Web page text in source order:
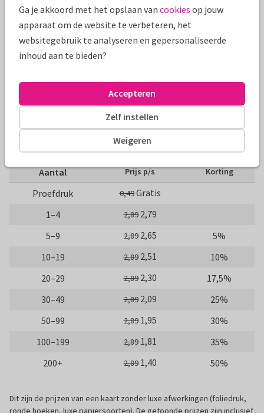
Een liefdevolle kaart voor moederdag speciaal voor de
liefste schoonmoeder. Met foto's en houten hart.
Alle kaarten zijn helemaal naar wens aan te passen
Formaten en tarieven
14 x 14 cm
Aantal Prijs p/s Korting
Proefdruk 0,49Gratis
1–4
2,89 2,79
5–9
2,89 2,65
5%
10–19
2,89 2,51
10%
20–29
2,89 2,30
17,5%
30–49
2,89 2,09
25%
50–99
2,89 1,95
30%
100–199
2,89 1,81
35%
200+
2,89 1,40 50%
Dit zijn de prijzen van een kaart zonder luxe afwerkingen (foliedruk,
ronde hoeken, luxe papiersoorten). De getoonde prijzen zijn inclusief
Ga je akkoord met het opslaan van cookies op jouw
apparaat om de website te verbeteren, het
websitegebruik te analyseren en gepersonaliseerde
inhoud aan te bieden?
Weigeren
Zelf instellen
Accepteren